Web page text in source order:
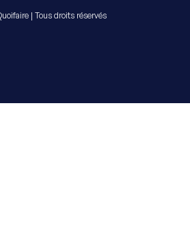
| Tous droits réservés